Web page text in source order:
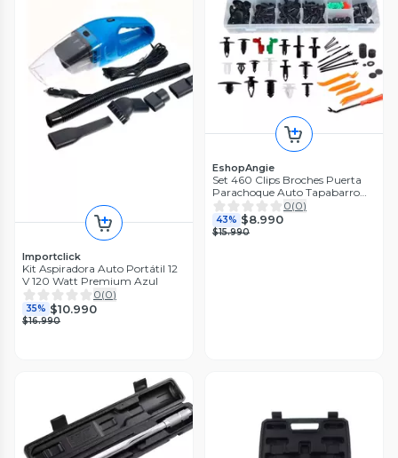
Importclick
Kit Aspiradora Auto Portátil 12
V 120 Watt Premium Azul
0(0)
35% $10.990
$16.990
EshopAngie
Set 460 Clips Broches Puerta
Parachoque Auto Tapabarro
Reten
0(0)
43% $8.990
$15.990